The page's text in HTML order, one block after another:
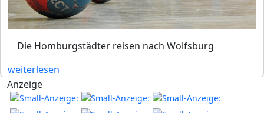
Die Homburgstädter reisen nach Wolfsburg
weiterlesen
Anzeige